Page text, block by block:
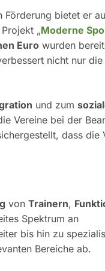
Förderung bietet er
„Moderne
Euro wurden
nicht nur
und zum
Vereine bei der
dass die
von Trainern,
Spektrum an
bis hin zu
Bereiche ab.